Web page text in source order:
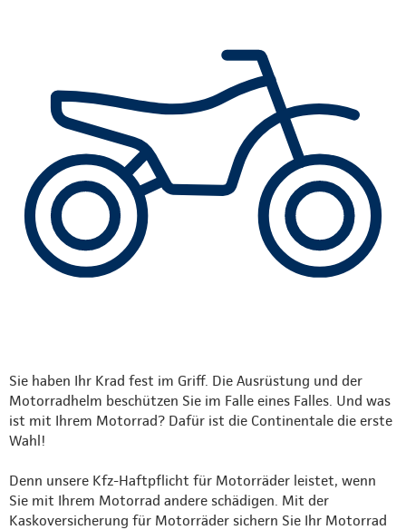
Sie haben Ihr Krad fest im Griff. Die Ausrüstung und der
Motorradhelm beschützen Sie im Falle eines Falles. Und was
ist mit Ihrem Motorrad? Dafür ist die Continentale die erste
Wahl!
Denn unsere Kfz-Haftpflicht für Motorräder leistet, wenn
Sie mit Ihrem Motorrad andere schädigen. Mit der
Kaskoversicherung für Motorräder sichern Sie Ihr Motorrad